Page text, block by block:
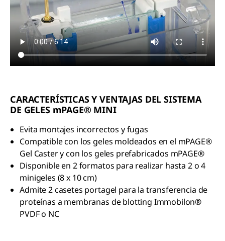
CARACTERÍSTICAS Y VENTAJAS DEL SISTEMA
DE GELES mPAGE® MINI
Evita montajes incorrectos y fugas
Compatible con los geles moldeados en el mPAGE®
Gel Caster y con los geles prefabricados mPAGE®
Disponible en 2 formatos para realizar hasta 2 o 4
minigeles (8 x 10 cm)
Admite 2 casetes portagel para la transferencia de
proteínas a membranas de blotting Immobilon®
PVDF o NC